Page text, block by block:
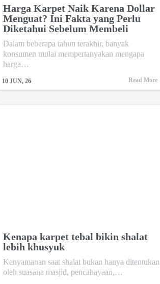
Harga Karpet Naik Karena Dollar
Menguat? Ini Fakta yang Perlu
Diketahui Sebelum Membeli
10 JUN, 26
Dalam beberapa tahun terakhir, banyak
konsumen mulai mempertanyakan mengapa
harga…
Read More
Kenapa karpet tebal bikin shalat
lebih khusyuk
Kenyamanan saat shalat bukan hanya ditentukan
oleh suasana masjid, pencahayaan,…